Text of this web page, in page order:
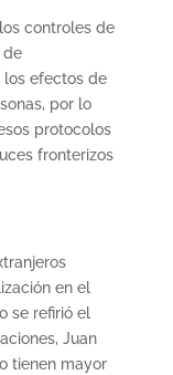
controles de
de
los efectos de
por lo
protocolos
fronterizos
en el
se refirió el
Juan
tienen mayor